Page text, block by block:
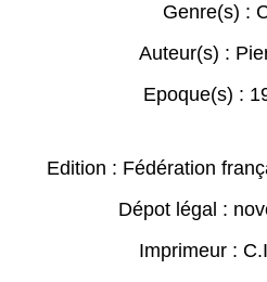
Genre(s) :
Auteur(s) :
Epoque(s) :
Edition : Fédération
Dépot légal :
Imprimeur :